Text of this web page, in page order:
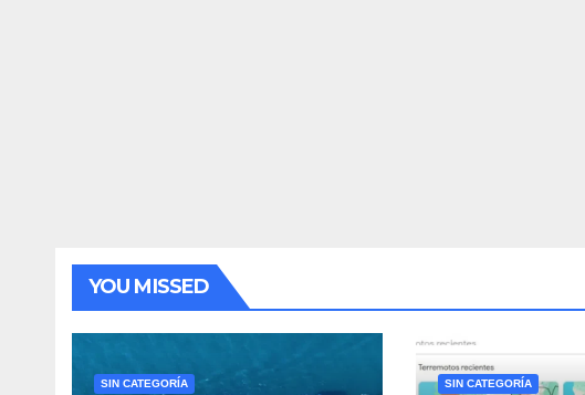
YOU MISSED
SIN CATEGORÍA SIN CATEGORÍA